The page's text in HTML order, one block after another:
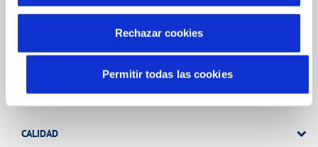
Rechazar cookies
Permitir todas las cookies
Tu Agua
CALIDAD